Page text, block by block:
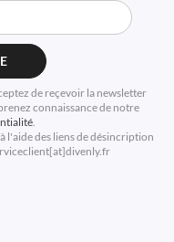
de reçevoir la newsletter
connaissance de notre
.
l'aide des liens de désincription